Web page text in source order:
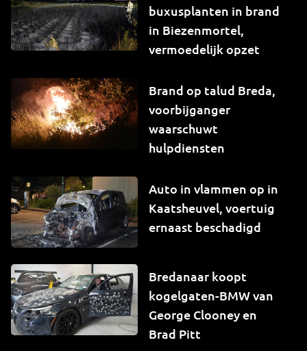
buxusplanten in brand
in Biezenmortel,
vermoedelijk opzet
Brand op talud Breda,
voorbijganger
waarschuwt
hulpdiensten
Auto in vlammen op in
Kaatsheuvel, voertuig
ernaast beschadigd
Bredanaar koopt
kogelgaten-BMW van
George Clooney en
Brad Pitt